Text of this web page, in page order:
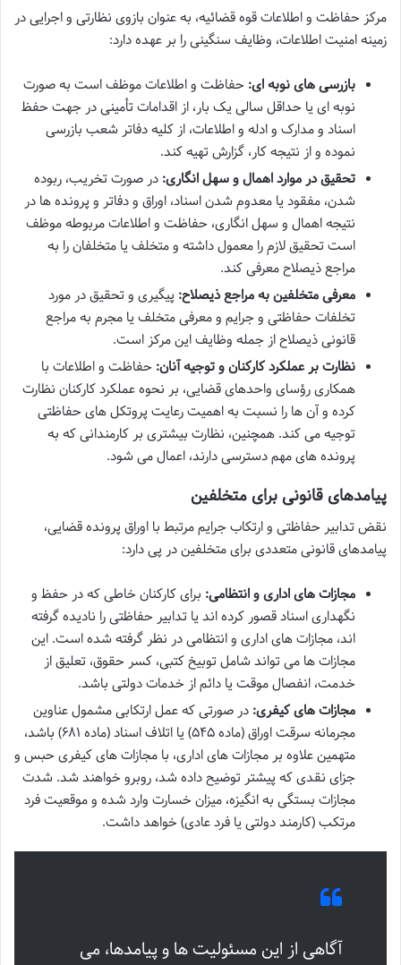
مرکز حفاظت و اطلاعات قوه قضائیه، به عنوان بازوی نظارتی و اجرایی در
زمینه امنیت اطلاعات، وظایف سنگینی را بر عهده دارد:
بازرسی های نوبه ای: حفاظت و اطلاعات موظف است به صورت
نوبه ای یا حداقل سالی یک بار، از اقدامات تأمینی در جهت حفظ
اسناد و مدارک و ادله و اطلاعات، از کلیه دفاتر شعب بازرسی
نموده و از نتیجه کار، گزارش تهیه کند.
تحقیق در موارد اهمال و سهل انگاری: در صورت تخریب، ربوده
شدن، مفقود یا معدوم شدن اسناد، اوراق و دفاتر و پرونده ها در
نتیجه اهمال و سهل انگاری، حفاظت و اطلاعات مربوطه موظف
است تحقیق لازم را معمول داشته و متخلف یا متخلفان را به
مراجع ذیصلاح معرفی کند.
معرفی متخلفین به مراجع ذیصلاح: پیگیری و تحقیق در مورد
تخلفات حفاظتی و جرایم و معرفی متخلف یا مجرم به مراجع
قانونی ذیصلاح از جمله وظایف این مرکز است.
نظارت بر عملکرد کارکنان و توجیه آنان: حفاظت و اطلاعات با
همکاری رؤسای واحدهای قضایی، بر نحوه عملکرد کارکنان نظارت
کرده و آن ها را نسبت به اهمیت رعایت پروتکل های حفاظتی
توجیه می کند. همچنین، نظارت بیشتری بر کارمندانی که به
پرونده های مهم دسترسی دارند، اعمال می شود.
پیامدهای قانونی برای متخلفین
نقض تدابیر حفاظتی و ارتکاب جرایم مرتبط با اوراق پرونده قضایی،
پیامدهای قانونی متعددی برای متخلفین در پی دارد:
مجازات های اداری و انتظامی: برای کارکنان خاطی که در حفظ و
نگهداری اسناد قصور کرده اند یا تدابیر حفاظتی را نادیده گرفته
اند، مجازات های اداری و انتظامی در نظر گرفته شده است. این
مجازات ها می تواند شامل توبیخ کتبی، کسر حقوق، تعلیق از
خدمت، انفصال موقت یا دائم از خدمات دولتی باشد.
مجازات های کیفری: در صورتی که عمل ارتکابی مشمول عناوین
مجرمانه سرقت اوراق (ماده ۵۴۵) یا اتلاف اسناد (ماده ۶۸۱) باشد،
متهمین علاوه بر مجازات های اداری، با مجازات های کیفری حبس و
جزای نقدی که پیشتر توضیح داده شد، روبرو خواهند شد. شدت
مجازات بستگی به انگیزه، میزان خسارت وارد شده و موقعیت فرد
مرتکب (کارمند دولتی یا فرد عادی) خواهد داشت.
آگاهی از این مسئولیت ها و پیامدها، می